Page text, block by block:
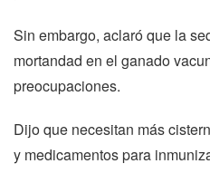
Sin embargo, aclaró que la
mortandad en el ganado
preocupaciones.
Dijo que necesitan más
y medicamentos para